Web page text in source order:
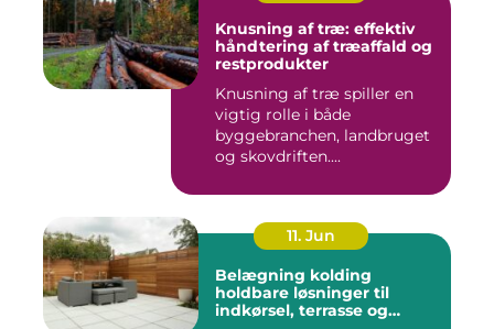
Knusning af træ: effektiv
håndtering af træaffald og
restprodukter
Knusning af træ spiller en
vigtig rolle i både
byggebranchen, landbruget
og skovdriften....
11. Jun
Belægning kolding
holdbare løsninger til
indkørsel, terrasse og